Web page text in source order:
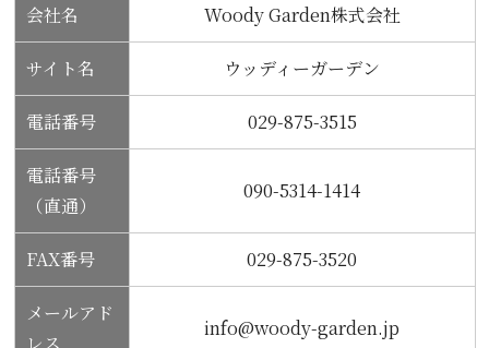
会社名 Woody Garden株式会社
サイト名 ウッディーガーデン
電話番号 029-875-3515
電話番号
（直通）
090-5314-1414
FAX番号 029-875-3520
メールアド
レス
info@woody-garden.jp